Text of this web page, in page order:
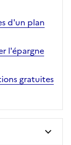
d'un plan
l'épargne
gratuites